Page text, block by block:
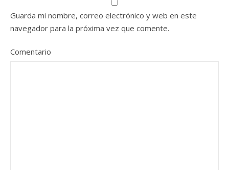
Guarda mi nombre, correo electrónico y web en este
navegador para la próxima vez que comente.
Comentario